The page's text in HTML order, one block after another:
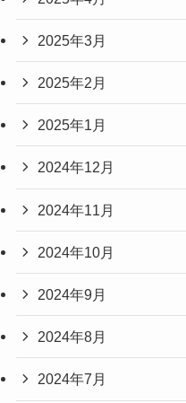
2025年3月
2025年2月
2025年1月
2024年12月
2024年11月
2024年10月
2024年9月
2024年8月
2024年7月